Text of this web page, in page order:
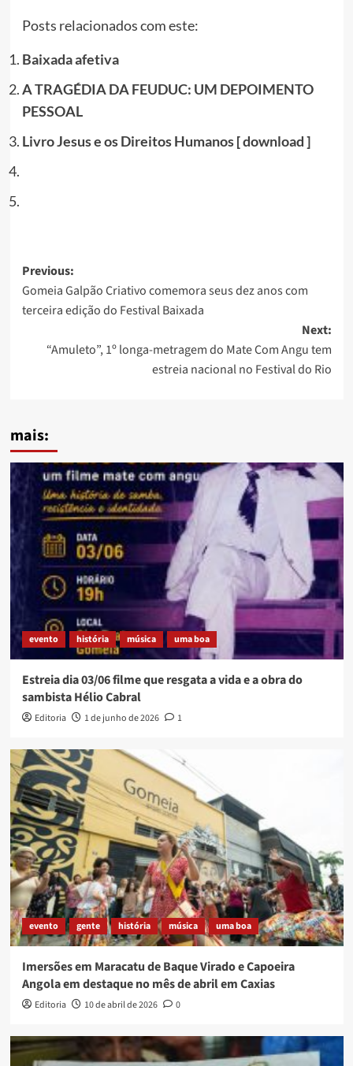
Posts relacionados com este:
Baixada afetiva
A TRAGÉDIA DA FEUDUC: UM DEPOIMENTO
PESSOAL
Livro Jesus e os Direitos Humanos [ download ]
Post
navigation
Previous:
Gomeia Galpão Criativo comemora seus dez anos com
terceira edição do Festival Baixada
Next:
“Amuleto”, 1º longa-metragem do Mate Com Angu tem
estreia nacional no Festival do Rio
mais:
evento história música uma boa
Estreia dia 03/06 filme que resgata a vida e a obra do
sambista Hélio Cabral
Editoria 1 de junho de 2026 1
evento gente história música uma boa
Imersões em Maracatu de Baque Virado e Capoeira
Angola em destaque no mês de abril em Caxias
Editoria 10 de abril de 2026 0